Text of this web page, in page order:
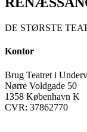
DE STØRSTE
Kontor
Brug Teatret i
Nørre Voldgade 50
1358 København K
CVR: 37862770